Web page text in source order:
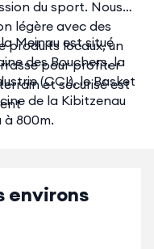
du sport. Nous
légère avec des
produits locaux, un
pour profiter
et sécurisé est
Meinau est situé
des Bouchers, la
(CCI), le Basket
de la Kibitzenau
à 800m.
environs